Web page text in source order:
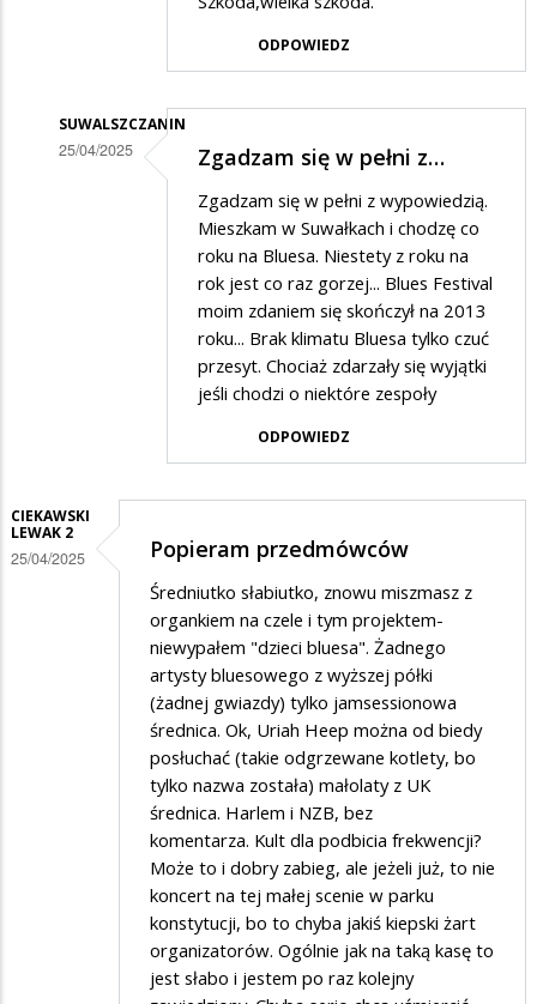
ODPOWIEDZ
SUWALSZCZANIN
25/04/2025 Zgadzam się w pełni z…
Zgadzam się w pełni z wypowiedzią.
Mieszkam w Suwałkach i chodzę co
roku na Bluesa. Niestety z roku na
rok jest co raz gorzej... Blues Festival
moim zdaniem się skończył na 2013
roku... Brak klimatu Bluesa tylko czuć
przesyt. Chociaż zdarzały się wyjątki
jeśli chodzi o niektóre zespoły
ODPOWIEDZ
CIEKAWSKI
LEWAK 2
25/04/2025 Popieram przedmówców
Średniutko słabiutko, znowu miszmasz z
organkiem na czele i tym projektem-
niewypałem "dzieci bluesa". Żadnego
artysty bluesowego z wyższej półki
(żadnej gwiazdy) tylko jamsessionowa
średnica. Ok, Uriah Heep można od biedy
posłuchać (takie odgrzewane kotlety, bo
tylko nazwa została) małolaty z UK
średnica. Harlem i NZB, bez
komentarza. Kult dla podbicia frekwencji?
Może to i dobry zabieg, ale jeżeli już, to nie
koncert na tej małej scenie w parku
konstytucji, bo to chyba jakiś kiepski żart
organizatorów. Ogólnie jak na taką kasę to
jest słabo i jestem po raz kolejny